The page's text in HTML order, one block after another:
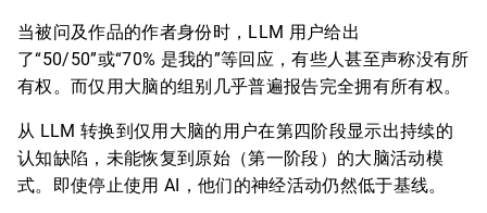
当被问及作品的作者身份时，LLM 用户给出
了“50/50”或“70% 是我的”等回应，有些人甚至声称没有所
有权。而仅用大脑的组别几乎普遍报告完全拥有所有权。
从 LLM 转换到仅用大脑的用户在第四阶段显示出持续的
认知缺陷，未能恢复到原始（第一阶段）的大脑活动模
式。即使停止使用 AI，他们的神经活动仍然低于基线。